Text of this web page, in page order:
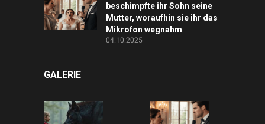
beschimpfte ihr Sohn seine
Mutter, woraufhin sie ihr das
Mikrofon wegnahm
04.10.2025
GALERIE